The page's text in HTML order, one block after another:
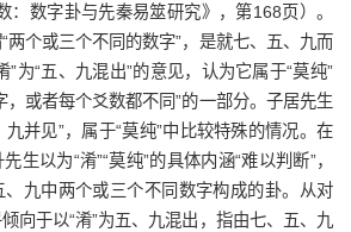
：数字卦与先秦易筮研究》，第168页）。
两个或三个不同的数字”，是就七、五、九而
”为“五、九混出”的意见，认为它属于“莫纯”
，或者每个爻数都不同”的一部分。子居先生
九并见”，属于“莫纯”中比较特殊的情况。在
生以为“淆”“莫纯”的具体内涵“难以判断”，
九中两个或三个不同数字构成的卦。从对
向于以“淆”为五、九混出，指由七、五、九